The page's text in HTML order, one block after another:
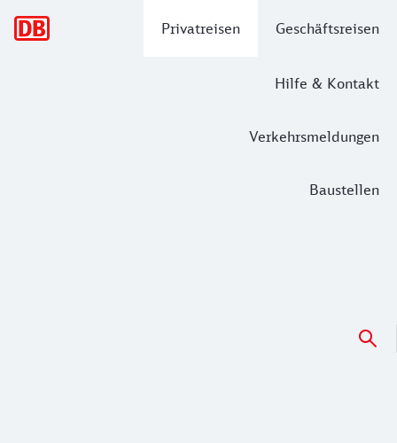
Privatreisen Geschäftsreisen
Hilfe & Kontakt
Verkehrsmeldungen
Baustellen